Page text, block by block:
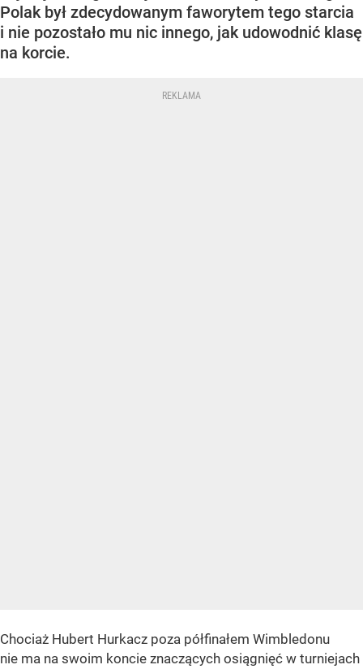
Polak był zdecydowanym faworytem tego starcia
i nie pozostało mu nic innego, jak udowodnić klasę
na korcie.
Chociaż Hubert Hurkacz poza półfinałem Wimbledonu
nie ma na swoim koncie znaczących osiągnięć w turniejach